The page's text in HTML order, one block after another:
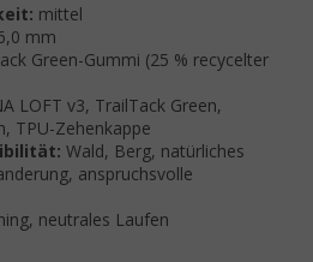
mittel
mm
Green-Gummi (25 % recycelter
LOFT v3, TrailTack Green,
TPU-Zehenkappe
Wald, Berg, natürliches
anspruchsvolle
neutrales Laufen